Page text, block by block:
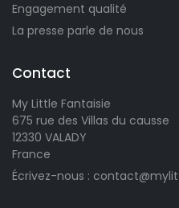
Engagement qualité
La presse parle de nous
Contact
My Little Fantaisie
675 rue des Villas du causse
12330 VALADY
France
Écrivez-nous :